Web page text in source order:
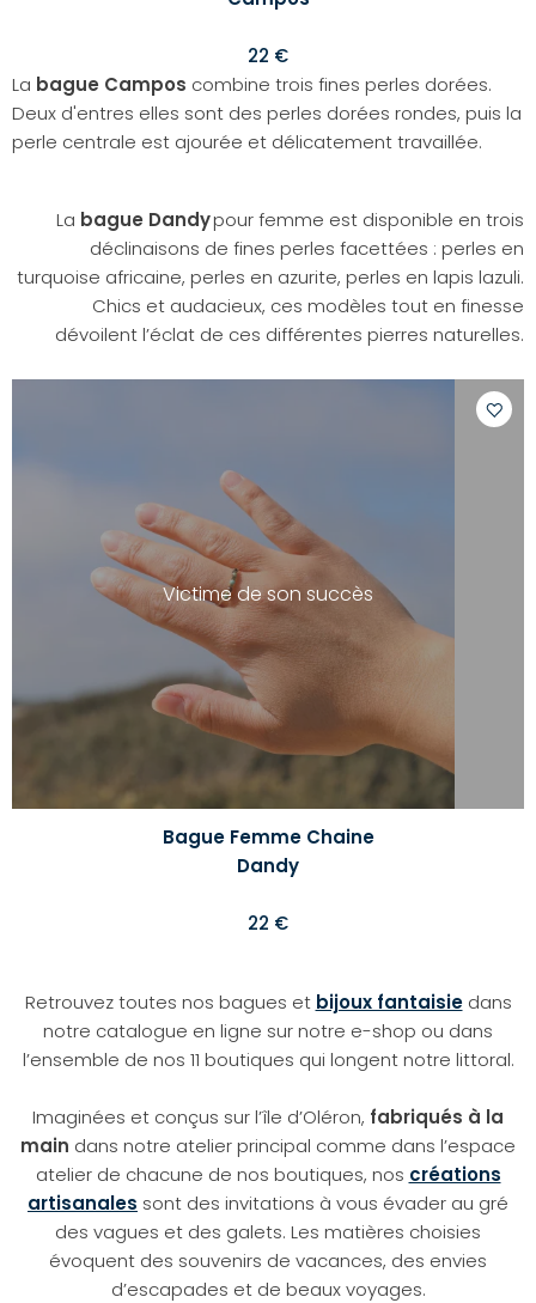
La bague Campos combine trois fines perles dorées.
Deux d'entres elles sont des perles dorées rondes, puis la
perle centrale est ajourée et délicatement travaillée.
22 €
La bague Dandypour femme est disponible en trois
déclinaisons de fines perles facettées : perles en
turquoise africaine, perles en azurite, perles en lapis lazuli.
Chics et audacieux, ces modèles tout en finesse
dévoilent l’éclat de ces différentes pierres naturelles.
Victime de son succès
Bague Femme Chaine
Dandy
22 €
Retrouvez toutes nos bagues et bijoux fantaisiedans
notre catalogue en ligne sur notre e-shop ou dans
l’ensemble de nos 11 boutiques qui longent notre littoral.
Imaginées et conçus sur l’île d’Oléron, fabriqués à la
main dans notre atelier principal comme dans l’espace
atelier de chacune de nos boutiques, nos créations
artisanales sont des invitations à vous évader au gré
des vagues et des galets. Les matières choisies
évoquent des souvenirs de vacances, des envies
d’escapades et de beaux voyages.